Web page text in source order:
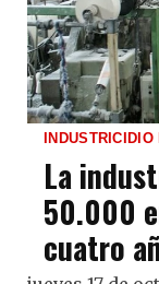
INDUSTRICIDIO
La
50.000
cuatro